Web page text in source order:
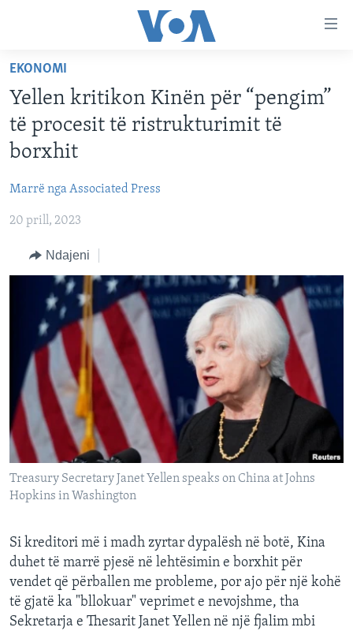
faqen
kryesore
Kalo
tek
faqja
Kalo
tek
FAQJA KRYESORE
AMERIKA
EVROPA
BOTA
MJEDISI
KULTURË
SHKENCË DHE TEKNOLOGJI
SHËNDETËSI
INTERVISTA
DITARI
DITARI
Learning English
FOLLOW US
Gjuhët
EKONOMI
Yellen kritikon Kinën për “pengim”
të procesit të ristrukturimit të
borxhit
Marrë nga Associated Press
20 prill, 2023
Ndajeni
Treasury Secretary Janet Yellen speaks on China at Johns
Hopkins in Washington
Si kreditori më i madh zyrtar dypalësh në botë, Kina
duhet të marrë pjesë në lehtësimin e borxhit për
vendet që përballen me probleme, por ajo për një kohë
të gjatë ka "bllokuar" veprimet e nevojshme, tha
Sekretarja e Thesarit Janet Yellen në një fjalim mbi